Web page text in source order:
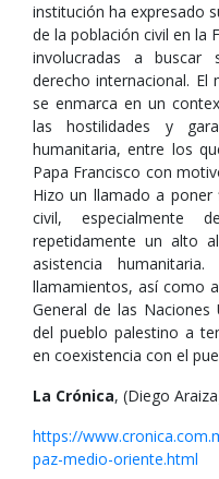
institución ha expresado
de la población civil en la
involucradas a buscar
derecho internacional. El
se enmarca en un
las hostilidades y
humanitaria, entre los
Papa Francisco con
Hizo un llamado a
civil,
repetidamente un alto
asistencia
llamamientos, así como
General de las
del pueblo palestino a
en coexistencia con el
La Crónica, (Diego
https://
paz-medio-oriente.html